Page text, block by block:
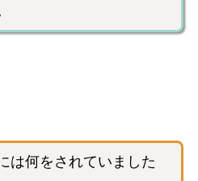
は何をされていました